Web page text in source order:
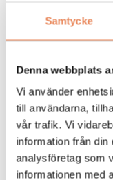
Samtycke
Denna webbplats
Vi använder
till användarna,
vår trafik. Vi
information från din
analysföretag som
informationen med
en standard i
kommer då att
att det kommer
frågor.Då känns
kan bli avlastade.
vår personal
Du kan läsa ett
besöksnäringen
numret av